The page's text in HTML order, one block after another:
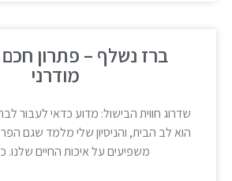
ברז נשלף – פתרון
מודרני
שדרוג חווית הבישול: מדוע כדאי לעבור
הוא לב הבית, והניסיון שלי מלמד שגם
משפיעים על איכות החיים שלנו.